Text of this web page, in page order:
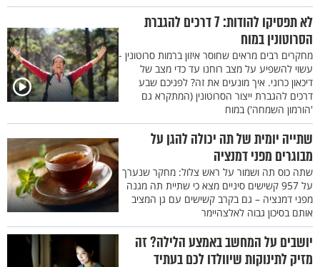
לא תפסיקו להודות: 7 דרכים להגברת
הסרוטונין במוח
מחקרים רבים מראים שחוסר איזון ברמות סרוטונין -
עשוי להשפיע על מצב רוחנו עד כדי מצב של
דיכאון כרוני. איך מונעים את זה? לפניכם שבע
דרכים להגברת ייצור הסרוטונין (המתקרא גם
'הורמון השמחה') במוח
שתייה יומית של תה יכולה להגן על
מבוגרים מפני דמנציה
שתה כוס תה ושמור על ראש צלול: מחקר שנערך
על 957 קשישים סיניים מצא כי שתיית תה מגנה
מפני דמנציה – גם בקרב קשישים עם גן המציב
אותם בסיכון גבוה לאלצהיימר
יושבים על המחשב באמצע הלילה? זה
מזיק לתינוקות שיוולדו לכם בעתיד